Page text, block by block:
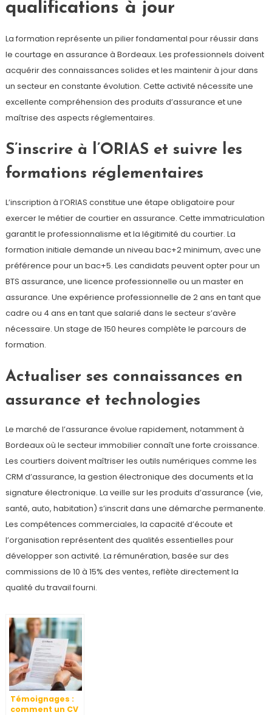
qualifications à jour
La formation représente un pilier fondamental pour réussir dans
le courtage en assurance à Bordeaux. Les professionnels doivent
acquérir des connaissances solides et les maintenir à jour dans
un secteur en constante évolution. Cette activité nécessite une
excellente compréhension des produits d’assurance et une
maîtrise des aspects réglementaires.
S’inscrire à l’ORIAS et suivre les
formations réglementaires
L’inscription à l’ORIAS constitue une étape obligatoire pour
exercer le métier de courtier en assurance. Cette immatriculation
garantit le professionnalisme et la légitimité du courtier. La
formation initiale demande un niveau bac+2 minimum, avec une
préférence pour un bac+5. Les candidats peuvent opter pour un
BTS assurance, une licence professionnelle ou un master en
assurance. Une expérience professionnelle de 2 ans en tant que
cadre ou 4 ans en tant que salarié dans le secteur s’avère
nécessaire. Un stage de 150 heures complète le parcours de
formation.
Actualiser ses connaissances en
assurance et technologies
Le marché de l’assurance évolue rapidement, notamment à
Bordeaux où le secteur immobilier connaît une forte croissance.
Les courtiers doivent maîtriser les outils numériques comme les
CRM d’assurance, la gestion électronique des documents et la
signature électronique. La veille sur les produits d’assurance (vie,
santé, auto, habitation) s’inscrit dans une démarche permanente.
Les compétences commerciales, la capacité d’écoute et
l’organisation représentent des qualités essentielles pour
développer son activité. La rémunération, basée sur des
commissions de 10 à 15% des ventes, reflète directement la
qualité du travail fourni.
Témoignages :
comment un CV